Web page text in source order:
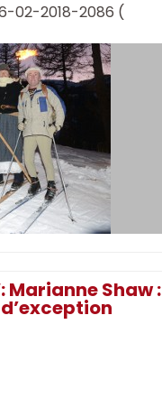
02-2018-2086 (
Marianne Shaw :